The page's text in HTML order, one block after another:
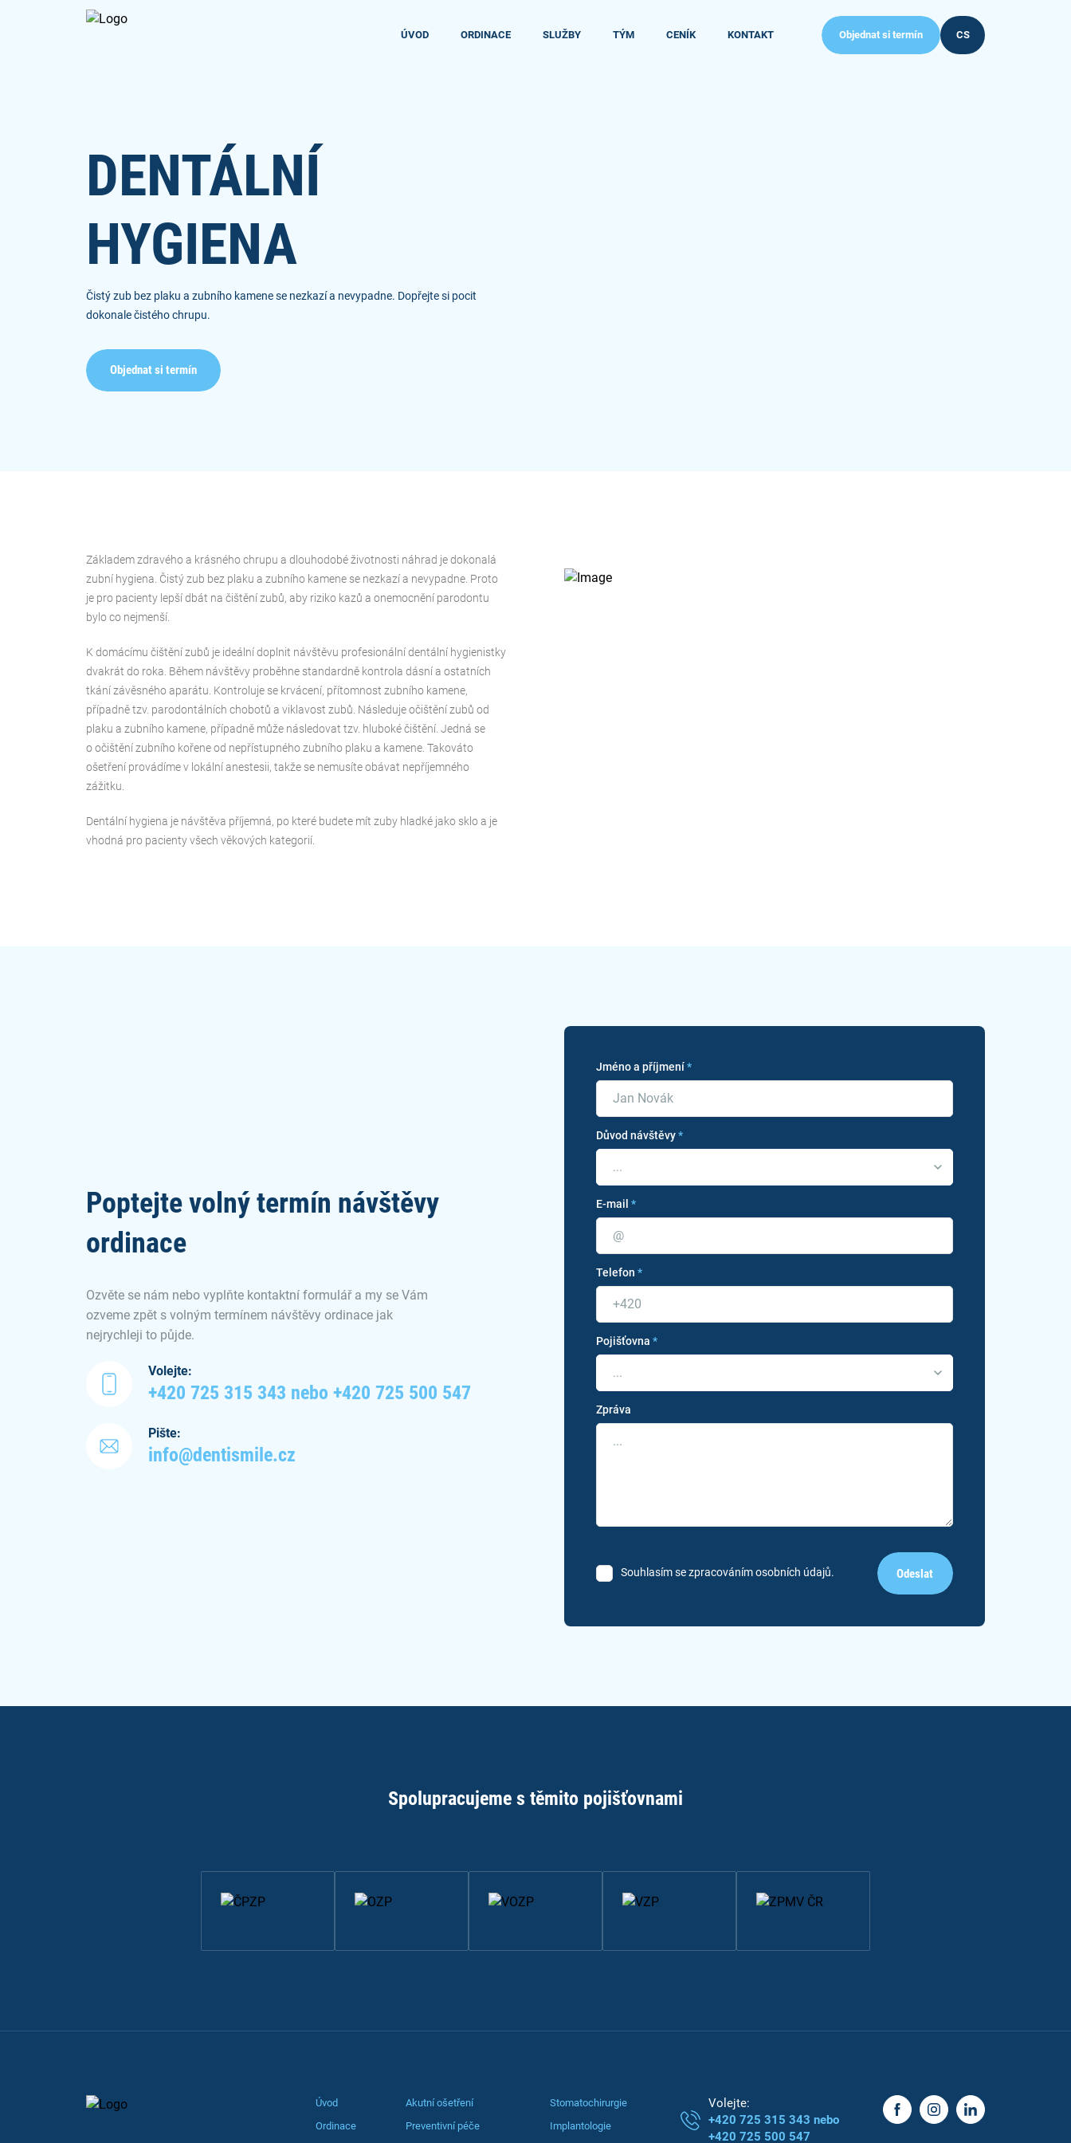
ÚVOD ORDINACE SLUŽBY TÝM CENÍK KONTAKT CS
Objednat si termín
DENTÁLNÍ
HYGIENA
Čistý zub bez plaku a zubního kamene se nezkazí a nevypadne. Dopřejte si pocit
dokonale čistého chrupu.
Objednat si termín
Základem zdravého a krásného chrupu a dlouhodobé životnosti náhrad je dokonalá
zubní hygiena. Čistý zub bez plaku a zubního kamene se nezkazí a nevypadne. Proto
je pro pacienty lepší dbát na čištění zubů, aby riziko kazů a onemocnění parodontu
bylo co nejmenší.
K domácímu čištění zubů je ideální doplnit návštěvu profesionální dentální hygienistky
dvakrát do roka. Během návštěvy proběhne standardně kontrola dásní a ostatních
tkání závěsného aparátu. Kontroluje se krvácení, přítomnost zubního kamene,
případně tzv. parodontálních chobotů a viklavost zubů. Následuje očištění zubů od
plaku a zubního kamene, případně může následovat tzv. hluboké čištění. Jedná se
o očištění zubního kořene od nepřístupného zubního plaku a kamene. Takováto
ošetření provádíme v lokální anestesii, takže se nemusíte obávat nepříjemného
zážitku.
Dentální hygiena je návštěva příjemná, po které budete mít zuby hladké jako sklo a je
vhodná pro pacienty všech věkových kategorií.
Poptejte volný termín návštěvy
ordinace
Ozvěte se nám nebo vyplňte kontaktní formulář a my se Vám
ozveme zpět s volným termínem návštěvy ordinace jak
nejrychleji to půjde.
Volejte:
+420 725 315 343 nebo +420 725 500 547
Pište:
info@dentismile.cz
Jméno a příjmení*
Důvod návštěvy*
...
E-mail *
Telefon *
Pojišťovna *
...
Zpráva
Souhlasím se zpracováním osobních údajů. Odeslat
Spolupracujeme s těmito pojišťovnami
Úvod
Ordinace
Akutní ošetření
Preventivní péče
Stomatochirurgie
Implantologie
Volejte:
+420 725 315 343 nebo
+420 725 500 547